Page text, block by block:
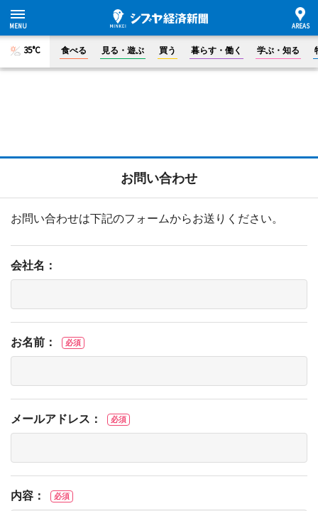
35°C 食べる 見る・遊ぶ 買う 暮らす・働く 学ぶ・知る
お問い合わせ
お問い合わせは下記のフォームからお送りください。
会社名：
お名前： 必須
メールアドレス： 必須
内容： 必須